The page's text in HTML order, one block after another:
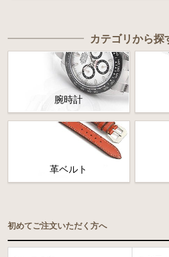
カテゴリから探
腕時計
革ベルト
初めてご注文いただく方へ